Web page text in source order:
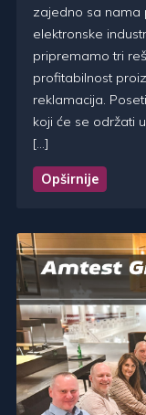
zajedno sa nama
elektronske
pripremamo tri
profitabilnost
reklamacija.
koji će se održati
[…]
Opširnije